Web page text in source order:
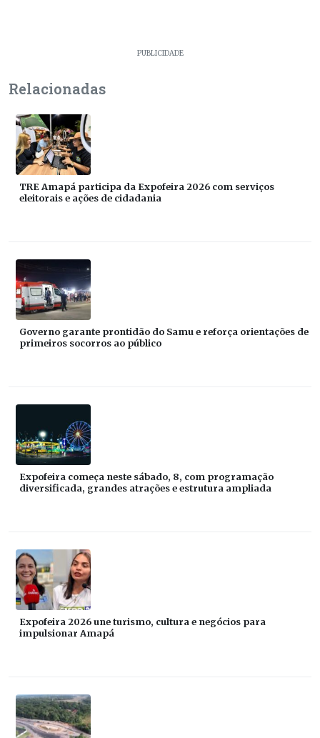
PUBLICIDADE
Relacionadas
TRE Amapá participa da Expofeira 2026 com serviços
eleitorais e ações de cidadania
Governo garante prontidão do Samu e reforça orientações de
primeiros socorros ao público
Expofeira começa neste sábado, 8, com programação
diversificada, grandes atrações e estrutura ampliada
Expofeira 2026 une turismo, cultura e negócios para
impulsionar Amapá